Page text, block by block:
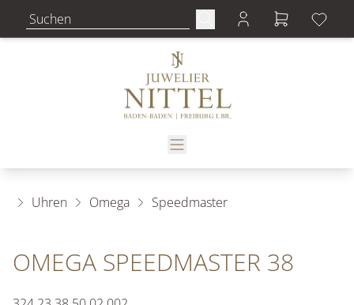
Uhren Omega Speedmaster
OMEGA SPEEDMASTER 38